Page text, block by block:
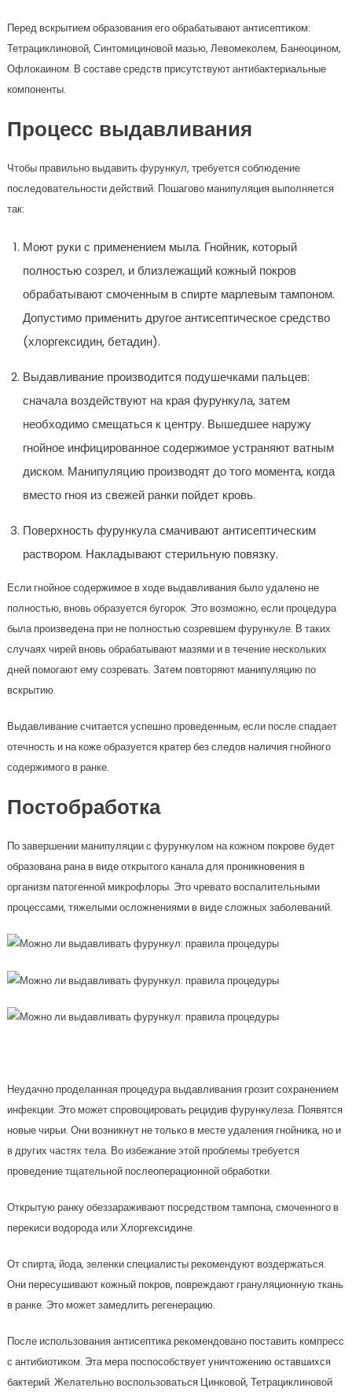
Перед вскрытием образования его обрабатывают антисептиком:
Тетрациклиновой, Синтомициновой мазью, Левомеколем, Банеоцином,
Офлокаином. В составе средств присутствуют антибактериальные
компоненты.
Процесс выдавливания
Чтобы правильно выдавить фурункул, требуется соблюдение
последовательности действий. Пошагово манипуляция выполняется
так:
Моют руки с применением мыла. Гнойник, который
полностью созрел, и близлежащий кожный покров
обрабатывают смоченным в спирте марлевым тампоном.
Допустимо применить другое антисептическое средство
(хлоргексидин, бетадин).
Выдавливание производится подушечками пальцев:
сначала воздействуют на края фурункула, затем
необходимо смещаться к центру. Вышедшее наружу
гнойное инфицированное содержимое устраняют ватным
диском. Манипуляцию производят до того момента, когда
вместо гноя из свежей ранки пойдет кровь.
Поверхность фурункула смачивают антисептическим
раствором. Накладывают стерильную повязку.
Если гнойное содержимое в ходе выдавливания было удалено не
полностью, вновь образуется бугорок. Это возможно, если процедура
была произведена при не полностью созревшем фурункуле. В таких
случаях чирей вновь обрабатывают мазями и в течение нескольких
дней помогают ему созревать. Затем повторяют манипуляцию по
вскрытию.
Выдавливание считается успешно проведенным, если после спадает
отечность и на коже образуется кратер без следов наличия гнойного
содержимого в ранке.
Постобработка
По завершении манипуляции с фурункулом на кожном покрове будет
образована рана в виде открытого канала для проникновения в
организм патогенной микрофлоры. Это чревато воспалительными
процессами, тяжелыми осложнениями в виде сложных заболеваний.
Неудачно проделанная процедура выдавливания грозит сохранением
инфекции. Это может спровоцировать рецидив фурункулеза. Появятся
новые чирьи. Они возникнут не только в месте удаления гнойника, но и
в других частях тела. Во избежание этой проблемы требуется
проведение тщательной послеоперационной обработки.
Открытую ранку обеззараживают посредством тампона, смоченного в
перекиси водорода или Хлоргексидине.
От спирта, йода, зеленки специалисты рекомендуют воздержаться.
Они пересушивают кожный покров, повреждают грануляционную ткань
в ранке. Это может замедлить регенерацию.
После использования антисептика рекомендовано поставить компресс
с антибиотиком. Эта мера поспособствует уничтожению оставшихся
бактерий. Желательно воспользоваться Цинковой, Тетрациклиновой